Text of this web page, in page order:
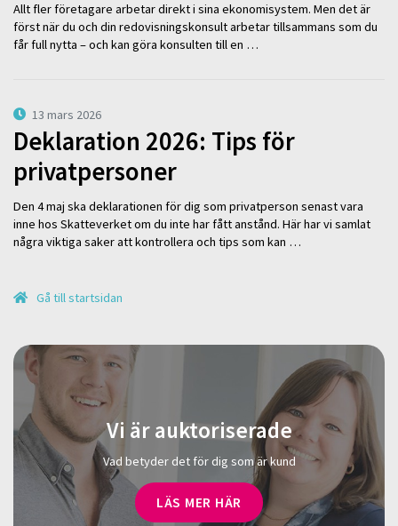
Allt fler företagare arbetar direkt i sina ekonomisystem. Men det är
först när du och din redovisningskonsult arbetar tillsammans som du
får full nytta – och kan göra konsulten till en …
13 mars 2026
Deklaration 2026: Tips för
privatpersoner
Den 4 maj ska deklarationen för dig som privatperson senast vara
inne hos Skatteverket om du inte har fått anstånd. Här har vi samlat
några viktiga saker att kontrollera och tips som kan …
Gå till startsidan
Vi är auktoriserade
Vad betyder det för dig som är kund
LÄS MER HÄR